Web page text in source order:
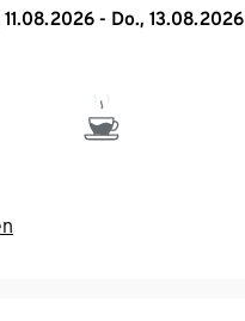
11.08.2026 - Do., 13.08.2026